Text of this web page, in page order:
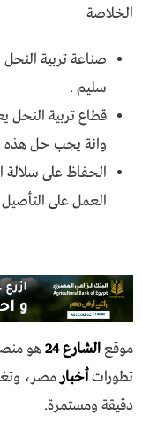
الخلاصة
صناعة تربية
سليم .
قطاع تربية النحل
وانة يجب حل هذه
الحفاظ على سلالة
العمل على
موقعالشارع 24
هو
تطوراتأخبار مصر،
دقيقة ومستمرة.